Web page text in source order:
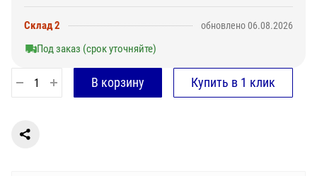
Склад 2 обновлено 06.08.2026
Под заказ (срок уточняйте)